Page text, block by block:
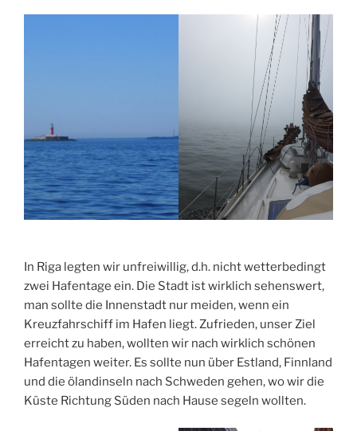
In Riga legten wir unfreiwillig, d.h. nicht wetterbedingt
zwei Hafentage ein. Die Stadt ist wirklich sehenswert,
man sollte die Innenstadt nur meiden, wenn ein
Kreuzfahrschiff im Hafen liegt. Zufrieden, unser Ziel
erreicht zu haben, wollten wir nach wirklich schönen
Hafentagen weiter. Es sollte nun über Estland, Finnland
und die ölandinseln nach Schweden gehen, wo wir die
Küste Richtung Süden nach Hause segeln wollten.